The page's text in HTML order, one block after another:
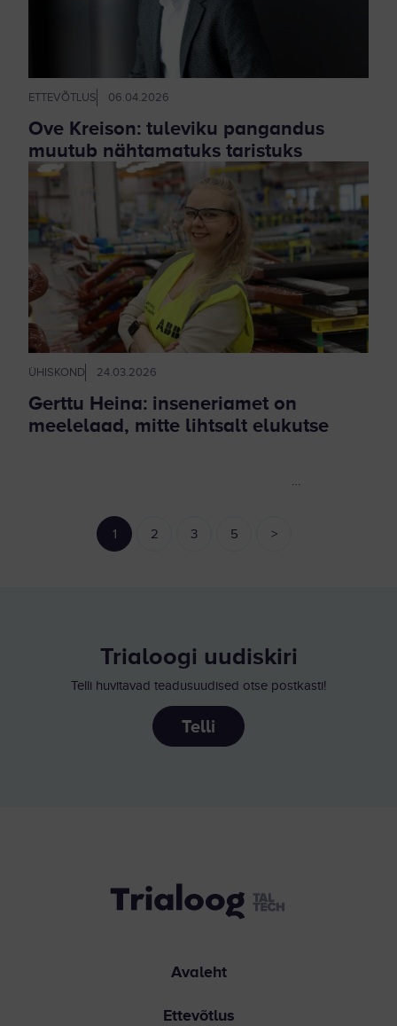
ETTEVÕTLUS 06.04.2026
Ove Kreison: tuleviku pangandus
muutub nähtamatuks taristuks
ÜHISKOND 24.03.2026
Gerttu Heina: inseneriamet on
meelelaad, mitte lihtsalt elukutse
1 2 3
…
5 >
Trialoogi uudiskiri
Telli huvitavad teadusuudised otse postkasti!
Telli
Avaleht
Ettevõtlus